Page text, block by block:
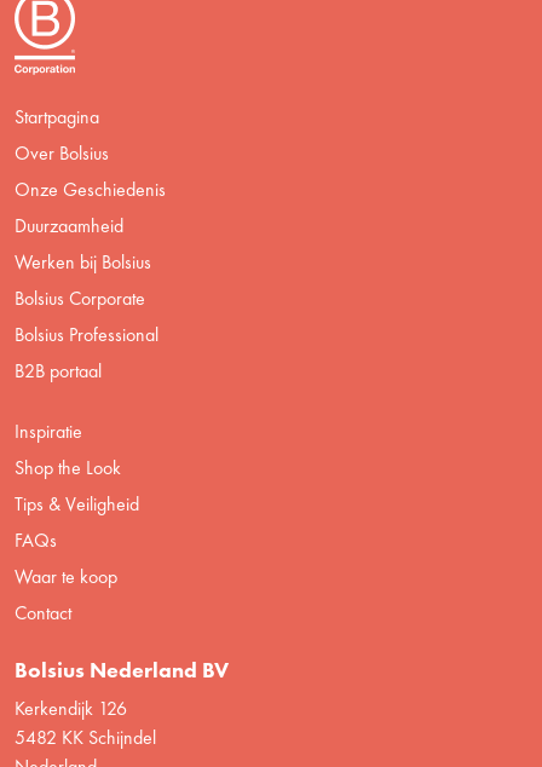
Startpagina
Over Bolsius
Onze Geschiedenis
Duurzaamheid
Werken bij Bolsius
Bolsius Corporate
Bolsius Professional
B2B portaal
Inspiratie
Shop the Look
Tips & Veiligheid
FAQs
Waar te koop
Contact
Bolsius Nederland BV
Kerkendijk 126
5482 KK Schijndel